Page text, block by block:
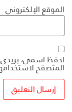
الموقع الإلكتروني
احفظ اسمي، بريدي
المتصفح